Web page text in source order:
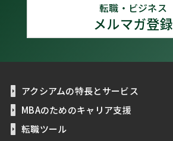
転職・ビジネス
メルマガ登録
アクシアムの特長とサービス
MBAのためのキャリア支援
転職ツール